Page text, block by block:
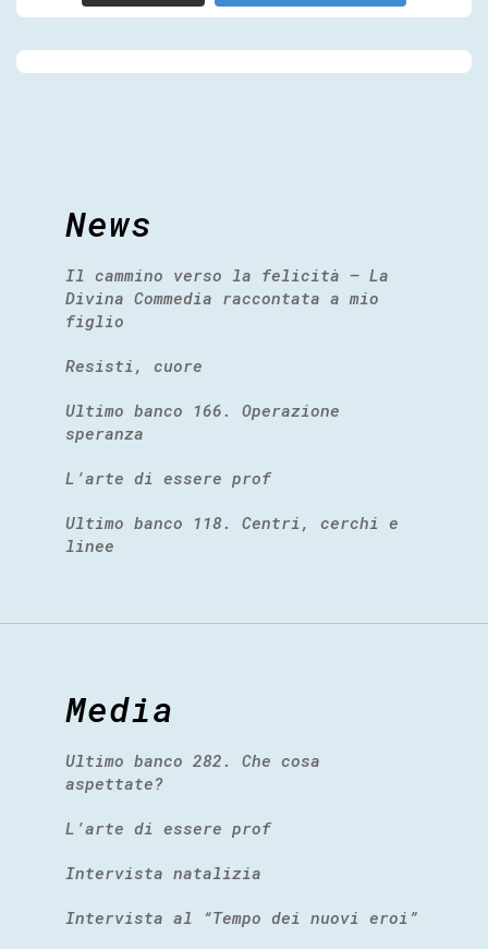
News
Il cammino verso la felicità – La
Divina Commedia raccontata a mio
figlio
Resisti, cuore
Ultimo banco 166. Operazione
speranza
L’arte di essere prof
Ultimo banco 118. Centri, cerchi e
linee
Media
Ultimo banco 282. Che cosa
aspettate?
L’arte di essere prof
Intervista natalizia
Intervista al “Tempo dei nuovi eroi”